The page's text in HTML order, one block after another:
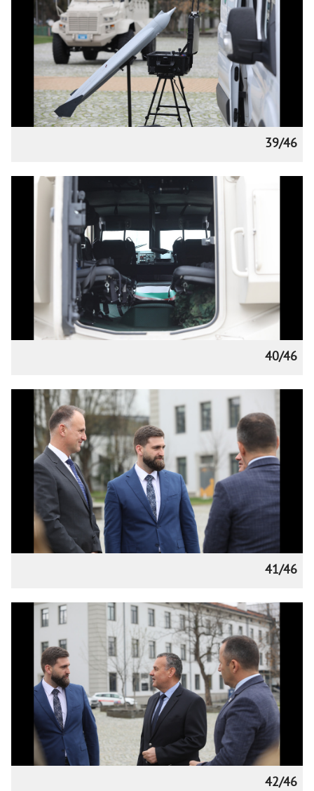
39/46
40/46
41/46
42/46